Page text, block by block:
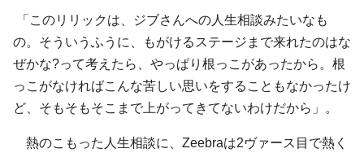
「このリリックは、ジブさんへの人生相談みたいなも
の。そういうふうに、もがけるステージまで来れたのはな
ぜかな?って考えたら、やっぱり根っこがあったから。根
っこがなければこんな苦しい思いをすることもなかったけ
ど、そもそもそこまで上がってきてないわけだから」。
熱のこもった人生相談に、Zeebraは2ヴァース目で熱く